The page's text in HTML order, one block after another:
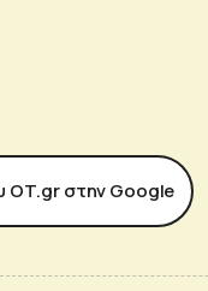
ΟΤ.gr στην Google